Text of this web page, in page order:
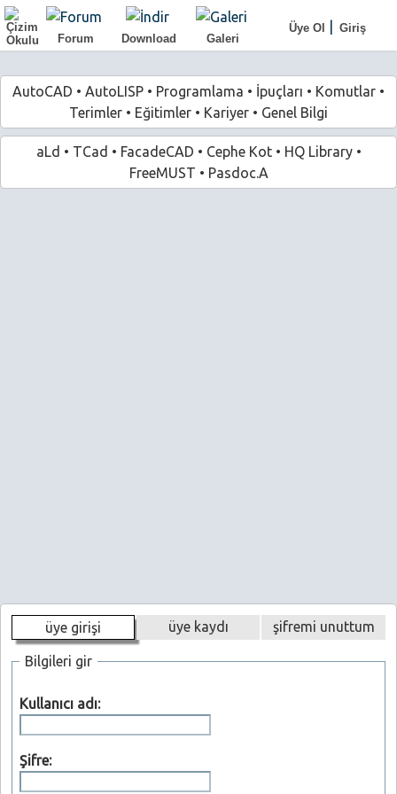
Üye Ol
Giriş
Forum
Download Galeri
AutoCAD • AutoLISP • Programlama • İpuçları • Komutlar •
Terimler • Eğitimler • Kariyer • Genel Bilgi
aLd • TCad • FacadeCAD • Cephe Kot• HQ Library•
FreeMUST • Pasdoc.A
üye girişi üye kaydı şifremi unuttum
Bilgileri gir
Kullanıcı adı:
Şifre: